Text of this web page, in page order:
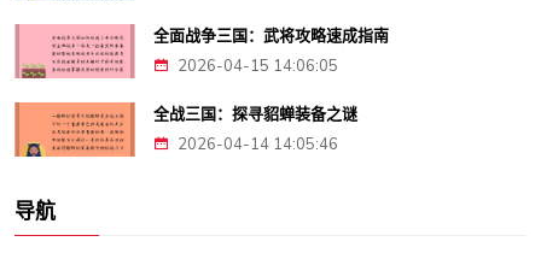
全面战争三国：武将攻略速成指南
2026-04-15 14:06:05
全战三国：探寻貂蝉装备之谜
2026-04-14 14:05:46
导航